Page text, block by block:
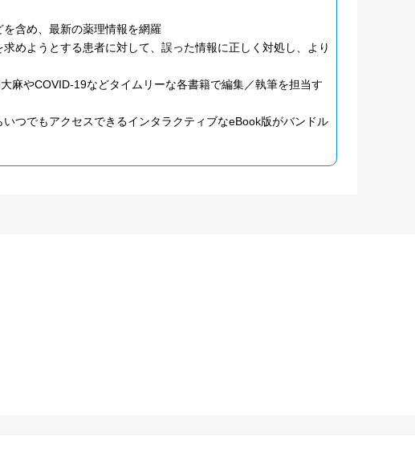
含め、最新の薬理情報を網羅
めようとする患者に対して、誤った情報に正しく対処し、より
麻やCOVID-19などタイムリーな各書籍で編集／執筆を担当す
つでもアクセスできるインタラクティブなeBook版がバンドル